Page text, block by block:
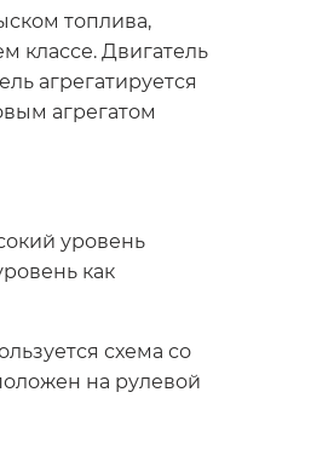
топлива,
классе. Двигатель
агрегатируется
агрегатом
уровень
как
схема со
на рулевой